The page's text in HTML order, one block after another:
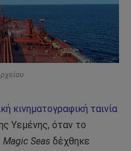
κινηματογραφική ταινία
Υεμένης, όταν το
Magic Seas δέχθηκε